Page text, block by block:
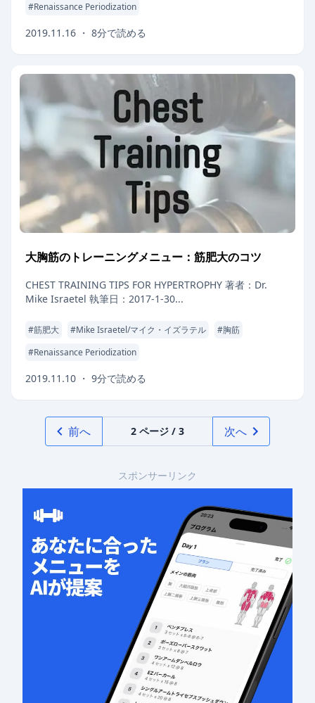
#Renaissance Periodization
2019.11.16 ・ 8分で読める
大胸筋のトレーニングメニュー：筋肥大のコツ
CHEST TRAINING TIPS FOR HYPERTROPHY 著者：Dr.
Mike Israetel 執筆日：2017-1-30...
#筋肥大 #Mike Israetel/マイク・イズラテル #胸筋
#Renaissance Periodization
2019.11.10 ・ 9分で読める
前へ 2 ページ / 3 次へ
スポンサーリンク